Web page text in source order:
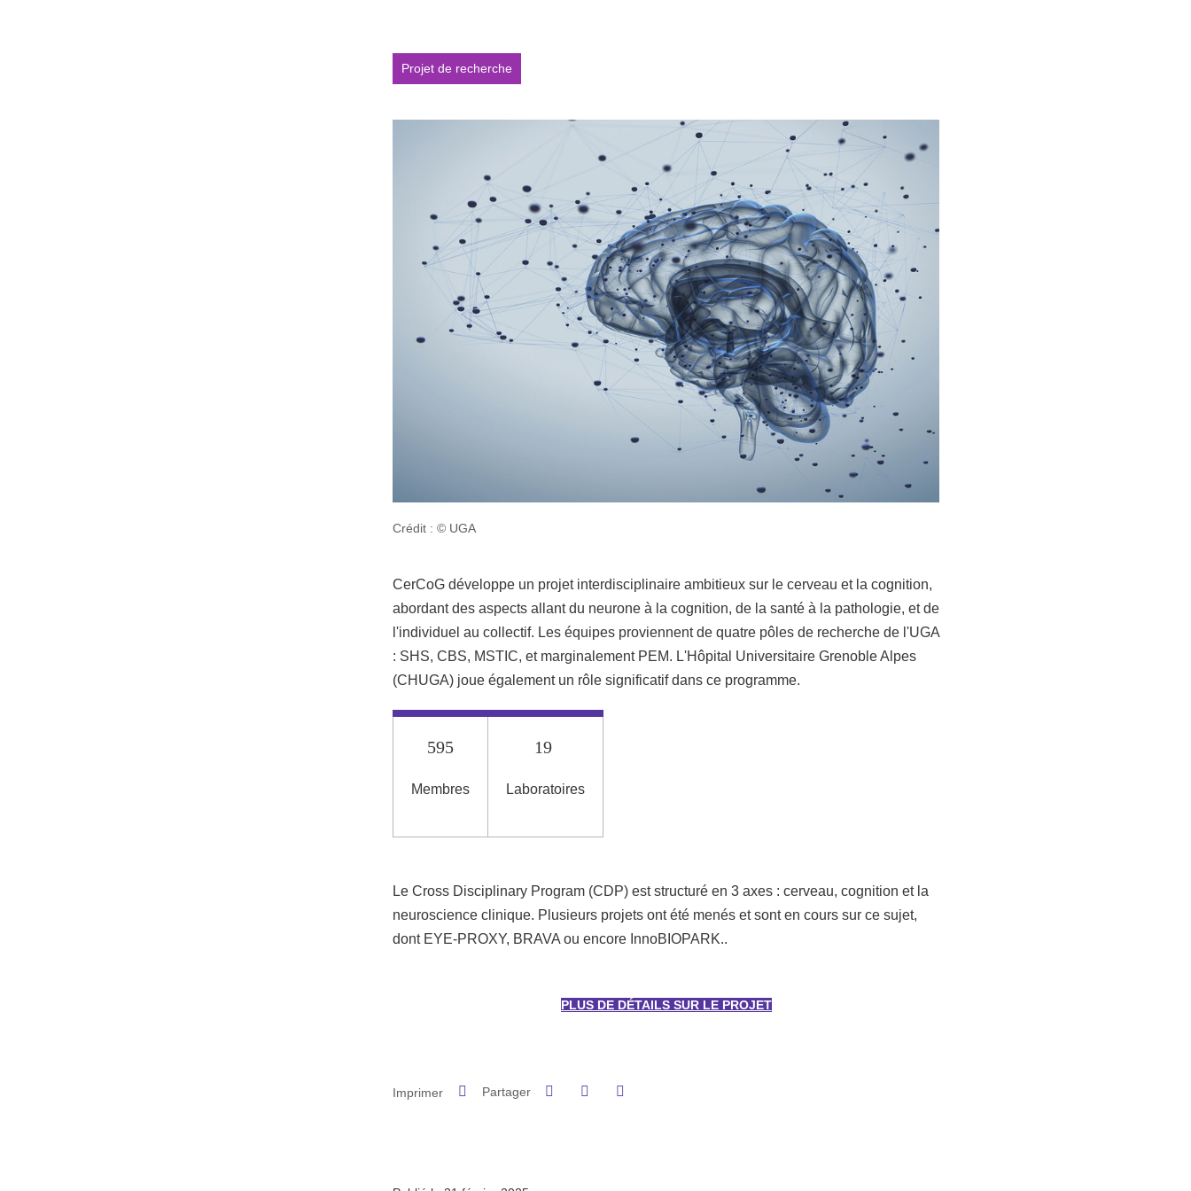
Projet de recherche
Crédit : © UGA
CerCoG développe un projet interdisciplinaire ambitieux sur le cerveau et la cognition,
abordant des aspects allant du neurone à la cognition, de la santé à la pathologie, et de
l'individuel au collectif. Les équipes proviennent de quatre pôles de recherche de l'UGA
: SHS, CBS, MSTIC, et marginalement PEM. L'Hôpital Universitaire Grenoble Alpes
(CHUGA) joue également un rôle significatif dans ce programme.
595
Membres
19
Laboratoires
Le Cross Disciplinary Program (CDP) est structuré en 3 axes : cerveau, cognition et la
neuroscience clinique. Plusieurs projets ont été menés et sont en cours sur ce sujet,
dont EYE-PROXY, BRAVA ou encore InnoBIOPARK..
PLUS DE DÉTAILS SUR LE PROJET
Imprimer Partager Partager sur Facebook
Partager sur LinkedIn